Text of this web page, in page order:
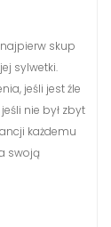
skup
sylwetki.
jeśli jest źle
nie był zbyt
każdemu
swoją